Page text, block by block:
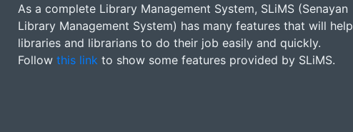
As a complete Library Management System, SLiMS (Senayan
Library Management System) has many features that will help
libraries and librarians to do their job easily and quickly.
Follow this link to show some features provided by SLiMS.